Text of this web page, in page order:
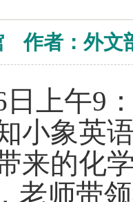
作者：外
日上午9
小象英
来的化
老师带